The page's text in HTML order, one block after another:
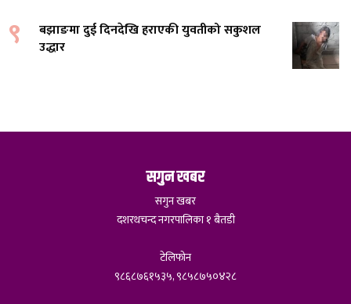
९
बझाङमा दुई दिनदेखि हराएकी युवतीको सकुशल
उद्धार
सगुन खबर
सगुन खबर
दशरथचन्द नगरपालिका १ बैतडी
टेलिफोन
९८६८७६१५३५, ९८५८७५०४२८